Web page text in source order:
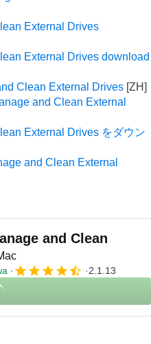
External Drives
External Drives download
Clean External Drives
and Clean External
External Drives をダウン
and Clean External
and Clean
2.1.13